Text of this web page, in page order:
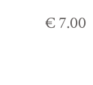
€ 7.00